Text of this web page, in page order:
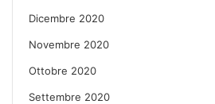
Dicembre 2020
Novembre 2020
Ottobre 2020
Settembre 2020